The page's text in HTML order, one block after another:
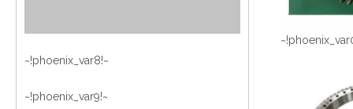
~!phoenix_var8!~
~!phoenix_var9!~